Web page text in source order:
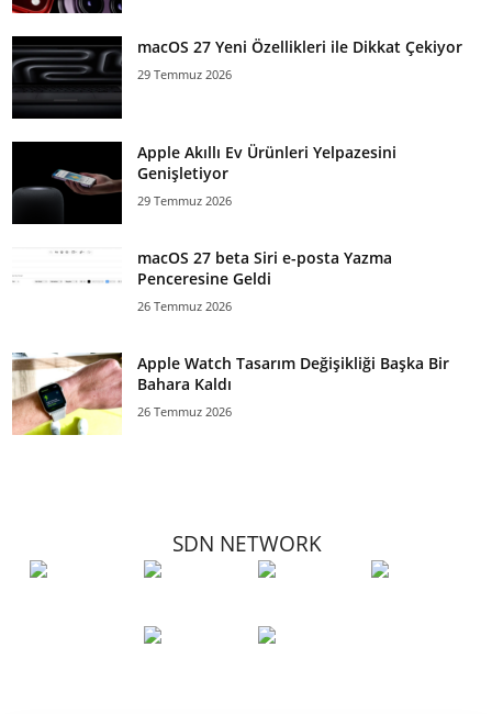
macOS 27 Yeni Özellikleri ile Dikkat Çekiyor
29 Temmuz 2026
Apple Akıllı Ev Ürünleri Yelpazesini
Genişletiyor
29 Temmuz 2026
macOS 27 beta Siri e-posta Yazma
Penceresine Geldi
26 Temmuz 2026
Apple Watch Tasarım Değişikliği Başka Bir
Bahara Kaldı
26 Temmuz 2026
SDN NETWORK